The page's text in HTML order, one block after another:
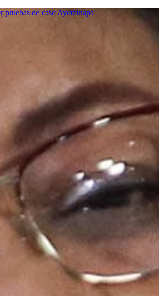
pruebas de caso Ayotzinapa